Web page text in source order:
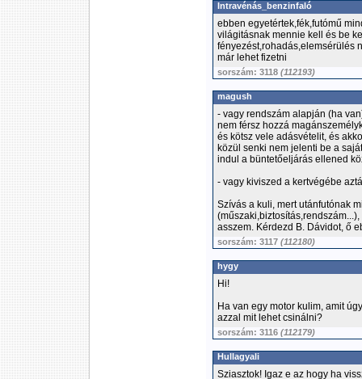
Intravénás_benzinfaló
ebben egyetértek,fék,futómű
világitásnak mennie kell és be
fényezést,rohadás,elemsérülés
már lehet fizetni
sorszám: 3118 (112193)
magush
- vagy rendszám alapján (ha
nem férsz hozzá
és kötsz vele adásvételit, és
közül senki nem jelenti be a
indul a büntetőeljárás ellened
- vagy kiviszed a kertvégébe
Szívás a kuli, mert utánfutónak
asszem. Kérdezd B. Dávidot, ő
sorszám: 3117 (112180)
hygy
Hi!
Ha van egy motor kulim, amit
azzal mit lehet csinálni?
sorszám: 3116 (112179)
Hullagyali
Sziasztok! Igaz e az hogy ha